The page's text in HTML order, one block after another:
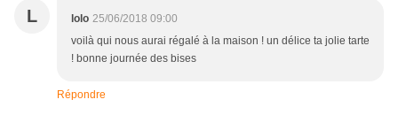
L lolo 25/06/2018 09:00
voilà qui nous aurai régalé à la maison ! un délice ta jolie tarte
! bonne journée des bises
Répondre